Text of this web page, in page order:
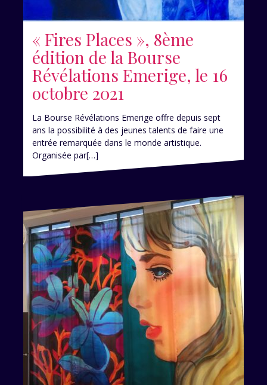
« Fires Places », 8ème
édition de la Bourse
Révélations Emerige, le 16
octobre 2021
La Bourse Révélations Emerige offre depuis sept
ans la possibilité à des jeunes talents de faire une
entrée remarquée dans le monde artistique.
Organisée par[…]